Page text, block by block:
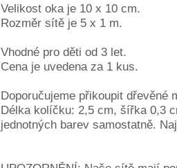
Velikost oka je 10 x 10 cm.
Rozměr sítě je 5 x 1 m.
Vhodné pro děti od 3 let.
Cena je uvedena za 1 kus.
Doporučujeme přikoupit
Délka kolíčku: 2,5 cm, šířka 0,3
jednotných barev samostatně.